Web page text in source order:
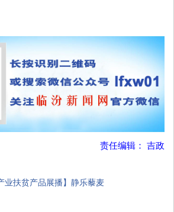
责任编辑： 吉政
业扶贫产品展播】静乐藜麦